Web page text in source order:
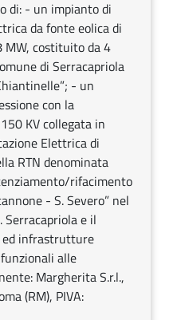
di: - un impianto di
da fonte eolica di
MW, costituito da 4
di Serracapriola
- un
con la
KV collegata in
Elettrica di
RTN denominata
rifacimento
- S. Severo” nel
Serracapriola e il
ed infrastrutture
alle
Margherita S.r.l.,
(RM), PIVA: